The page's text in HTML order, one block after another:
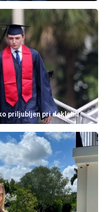
priljubljen pri dekletih